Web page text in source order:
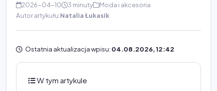
2026-04-10 3 minuty
Moda i akcesoria
Autor artykułu:Natalia Łukasik
Ostatnia aktualizacja wpisu: 04.08.2026, 12:42
W tym artykule